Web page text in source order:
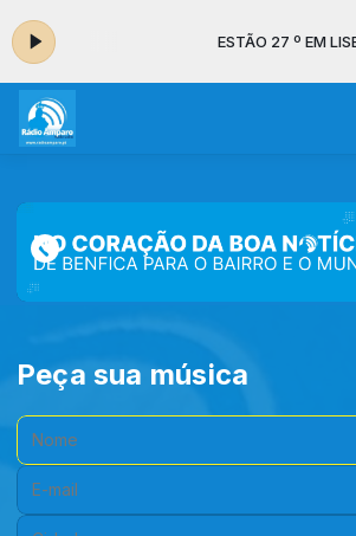
ESTÃO 27 º EM LISBOA
Peça sua música
Nome:
E-mail:
Cidade: